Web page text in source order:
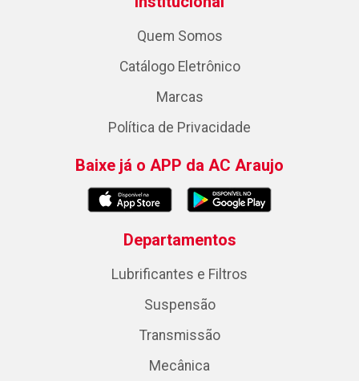
Quem Somos
Catálogo Eletrônico
Marcas
Política de Privacidade
Baixe já o APP da AC Araujo
Departamentos
Lubrificantes e Filtros
Suspensão
Transmissão
Mecânica